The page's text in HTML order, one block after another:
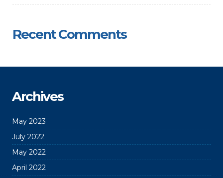
Recent Comments
Archives
May 2023
July 2022
May 2022
April 2022